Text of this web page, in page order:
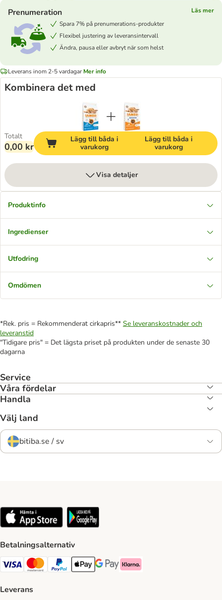
Prenumeration
Läs mer
Spara 7% på prenumerations-produkter
Flexibel justering av leveransintervall
Ändra, pausa eller avbryt när som helst
Leverans inom 2-5 vardagar Mer info
Kombinera det med
Totalt
0,00 kr
Lägg till båda i
varukorg
Lägg till båda i
varukorg
Visa detaljer
Produktinfo
Ingredienser
Utfodring
Omdömen
*Rek. pris = Rekommenderat cirkapris** Se leveranskostnader och
leveranstid
"Tidigare pris" = Det lägsta priset på produkten under de senaste 30
dagarna
Service
Våra fördelar
Handla
Välj land
bitiba.se / sv
Betalningsalternativ
VISA Payment Method
Mastercard Payment Method
Paypal Payment Method
Apple Pay Payment Method
Google Pay Payment Method
Klarna Payment Method
Leverans